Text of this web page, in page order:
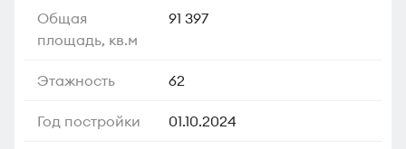
Общая
площадь, кв.м
91 397
Этажность 62
Год постройки 01.10.2024